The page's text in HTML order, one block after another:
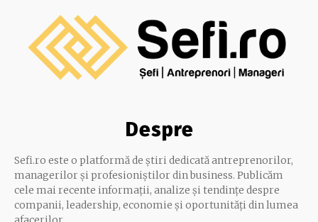
Despre
Sefi.ro este o platformă de știri dedicată antreprenorilor,
managerilor și profesioniștilor din business. Publicăm
cele mai recente informații, analize și tendințe despre
companii, leadership, economie și oportunități din lumea